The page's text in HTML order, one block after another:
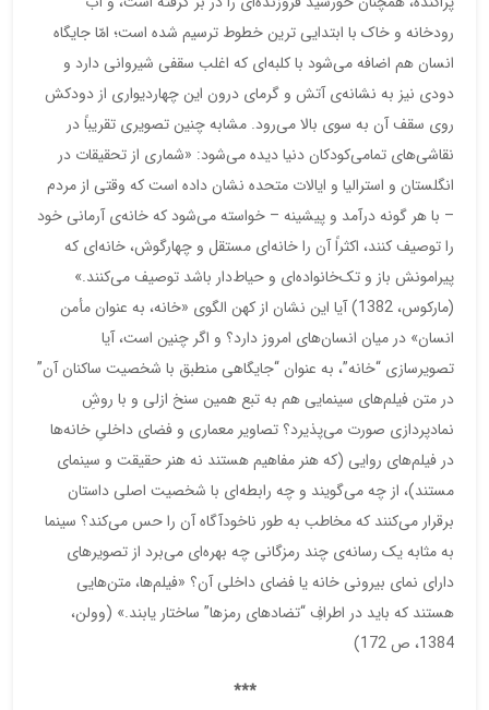
رودخانه و خاک با ابتدایی ترین خطوط ترسیم شده است؛ امّا جایگاه
انسان هم اضافه می‌شود با کلبه‌ای که اغلب سقفی شیروانی دارد و
دودی نیز به نشانه‌ی آتش و گرمای درون این چهاردیواری از دودکش
روی سقف آن به سوی بالا می‌رود. مشابه چنین تصویری تقریباً در
نقاشی‌های تمامی‌کودکان دنیا دیده می‌شود: «شماری از تحقیقات در
انگلستان و استرالیا و ایالات متحده نشان داده است که وقتی از مردم
– با هر گونه درآمد و پیشینه – خواسته می‌شود که خانه‌ی آرمانی خود
را توصیف کنند، اکثراً آن را خانه‌ای مستقل و چهارگوش، خانه‌ای که
پیرامونش باز و تک‌خانواده‌ای و حیاط‌دار باشد توصیف می‌کنند.»
(مارکوس، 1382) آیا این نشان از کهن الگوی «خانه، به عنوان مأمن
انسان» در میان انسان‌های امروز دارد؟ و اگر چنین است، آیا
تصویرسازی “خانه”، به عنوان “جایگاهی منطبق با شخصیت ساکنان آن”
در متن فیلم‌های سینمایی هم به تبع همین سنخ ازلی و با روشِ
نمادپردازی صورت می‌پذیرد؟ تصاویر معماری و فضای داخلیِ خانه‌ها
در فیلم‌های روایی (که هنر مفاهیم هستند نه هنر حقیقت و سینمای
مستند)، از چه می‌گویند و چه رابطه‌ای با شخصیت اصلی داستان
برقرار می‌کنند که مخاطب به طور ناخودآگاه آن را حس می‌کند؟ سینما
به مثابه یک رسانه‌ی چند رمزگانی چه بهره‌ای می‌برد از تصویرهای
دارای نمای بیرونی خانه یا فضای داخلی آن؟ «فیلم‌ها، متن‌هایی
هستند که باید در اطرافِ “تضادهای رمزها” ساختار یابند.» (وولن،
1384، ص 172)
***